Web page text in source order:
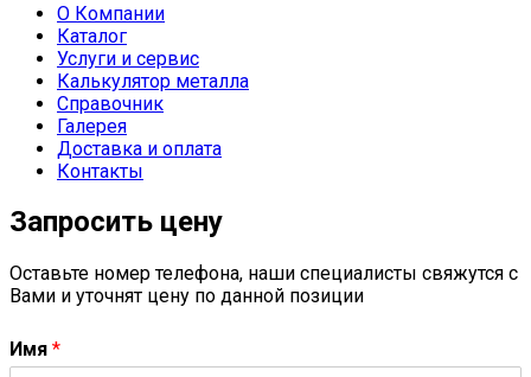
О Компании
Каталог
Услуги и сервис
Калькулятор металла
Справочник
Галерея
Доставка и оплата
Контакты
Запросить цену
Оставьте номер телефона, наши специалисты свяжутся с
Вами и уточнят цену по данной позиции
Имя *